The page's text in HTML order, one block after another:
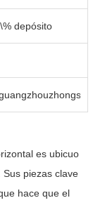
depósito
es ubicuo
piezas clave
hace que el